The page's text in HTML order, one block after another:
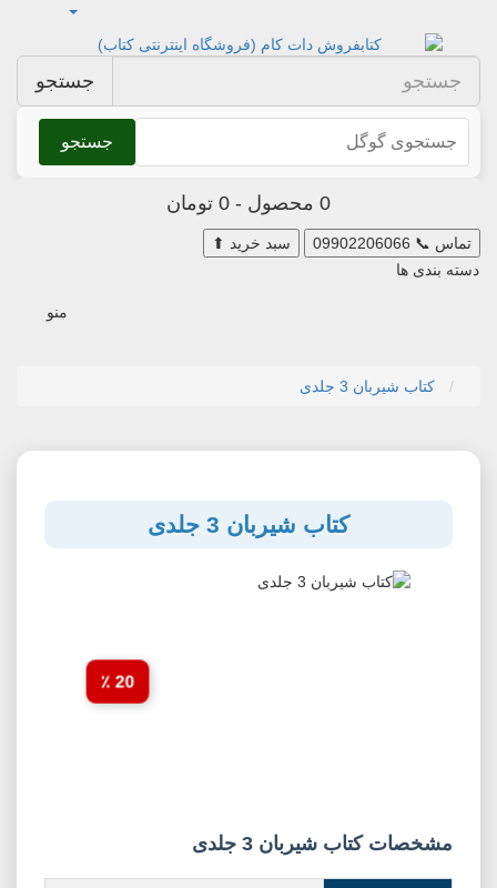
جستجو
جستجو
0 محصول - 0 تومان
تماس 📞
09902206066 سبد خرید ⬆
دسته بندی ها
منو
کتاب شیربان 3 جلدی
کتاب شیربان 3 جلدی
20 ٪
مشخصات کتاب شیربان 3 جلدی